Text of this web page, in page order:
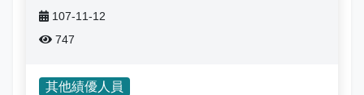
招標公告
會計園地
人事園地
本局優良事蹟
績優人員
107-11-12
747
其他績優人員